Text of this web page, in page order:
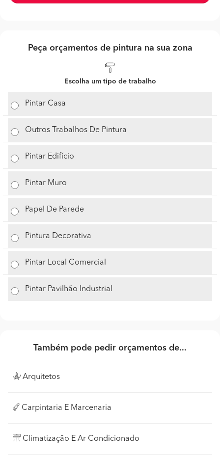
Peça orçamentos de pintura na sua zona
Escolha um tipo de trabalho
Pintar Casa
Outros Trabalhos De Pintura
Pintar Edifício
Pintar Muro
Papel De Parede
Pintura Decorativa
Pintar Local Comercial
Pintar Pavilhão Industrial
Também pode pedir orçamentos de...
Arquitetos
Carpintaria E Marcenaria
Climatização E Ar Condicionado